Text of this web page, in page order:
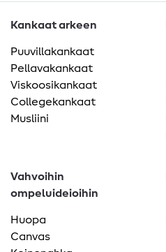
Kankaat arkeen
Puuvillakankaat
Pellavakankaat
Viskoosikankaat
Collegekankaat
Musliini
Vahvoihin
ompeluideioihin
Huopa
Canvas